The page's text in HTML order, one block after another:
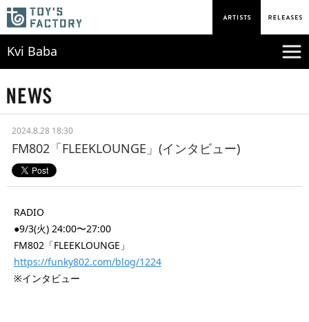
Kvi Baba
2024.8.28 18:30
FM802「FLEEKLOUNGE」(インタビュー)
RADIO
●9/3(火) 24:00〜27:00
FM802「FLEEKLOUNGE」
https://funky802.com/blog/1224
※インタビュー